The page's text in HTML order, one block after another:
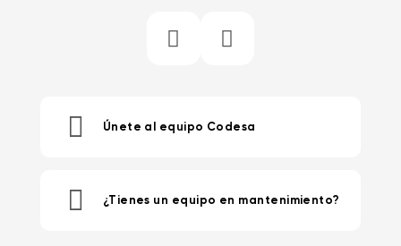
Únete al equipo Codesa
¿Tienes un equipo en mantenimiento?